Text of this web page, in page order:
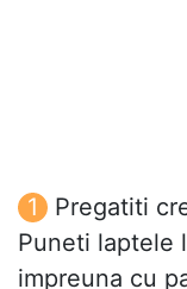
Pregatiti
Puneti laptele
impreuna cu